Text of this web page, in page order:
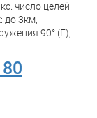
число целей
до 3км,
90° (Г),
Рабочая